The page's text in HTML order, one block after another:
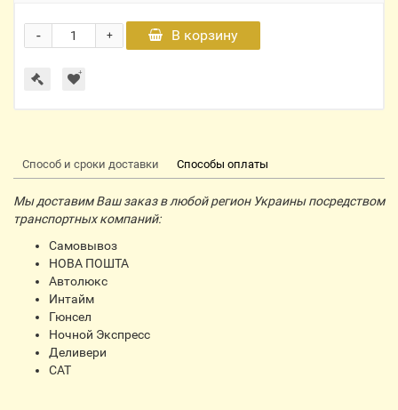
+
- В корзину
Способ и сроки доставки Способы оплаты
Мы доставим Ваш заказ в любой регион Украины посредством
транспортных компаний:
Самовывоз
НОВА ПОШТА
Автолюкс
Интайм
Гюнсел
Ночной Экспресс
Деливери
CАТ